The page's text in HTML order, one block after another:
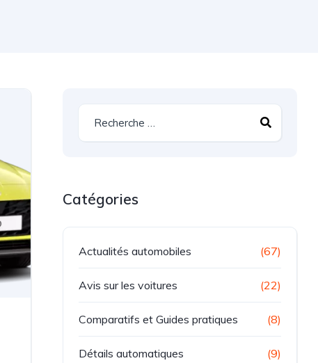
Catégories
Actualités automobiles (67)
Avis sur les voitures (22)
Comparatifs et Guides pratiques (8)
Détails automatiques (9)